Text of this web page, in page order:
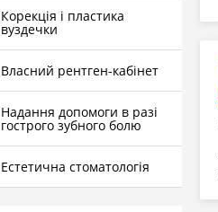
Корекція і пластика
вуздечки
Власний рентген‑кабінет
Надання допомоги в разі
гострого зубного болю
Естетична стоматологія